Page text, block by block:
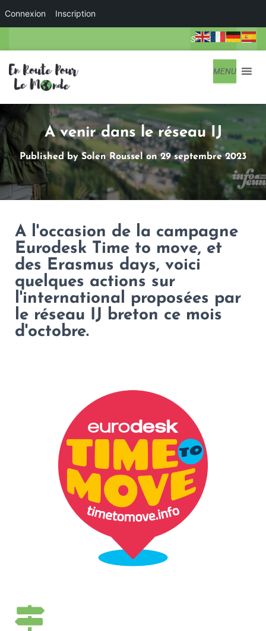
Connexion Inscription
SOUS-MENU
MENU
A venir dans le réseau IJ
Published bySolen Rousselon29 septembre 2023
A l'occasion de la campagne
Eurodesk Time to move, et
des Erasmus days, voici
quelques actions sur
l'international proposées par
le réseau IJ breton ce mois
d'octobre.